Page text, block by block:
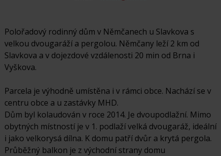
Polořadový rodinný dům v Němčanech u Slavkova s
velkou dvougaráží a pergolou. Němčany leží 2 km od
Slavkova a v dojezdové vzdálenosti 20 min od Brna i
Vyškova.
Parcela je výhodně umístěna i v rámci obce. Nachází se v
centru obce a u zastávky MHD.
Dům byl kolaudován v roce 2014. Je dvoupodlažní. Mimo
obytných místností je v 1. podlaží velká dvougaráž, ideální
i jako velkorysá dílna. K domu patří dvůr a krytá pergola.
Průběžný balkon je z východní strany domu